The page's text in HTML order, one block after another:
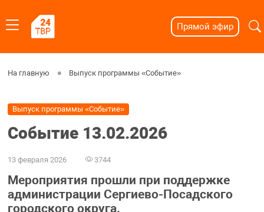
Прямой эфир
На главную Выпуск программы «Событие»
Выпуск программы «Событие»
Событие 13.02.2026
13 февраля 2026 3744
Мероприятия прошли при поддержке
администрации Сергиево-Посадского
городского округа.